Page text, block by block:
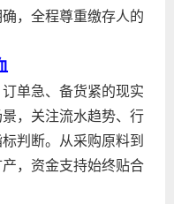
，全程尊重缴存人的
单急、备货紧的现实
，关注流水趋势、行
判断。从采购原料到
，资金支持始终贴合